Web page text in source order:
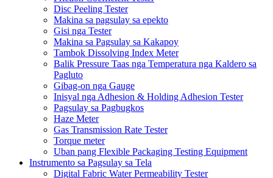
Disc Peeling Tester
Makina sa pagsulay sa epekto
Gisi nga Tester
Makina sa Pagsulay sa Kakapoy
Tambok Dissolving Index Meter
Balik Pressure Taas nga Temperatura nga Kaldero sa
Pagluto
Gibag-on nga Gauge
Inisyal nga Adhesion & Holding Adhesion Tester
Pagsulay sa Pagbugkos
Haze Meter
Gas Transmission Rate Tester
Torque meter
Uban pang Flexible Packaging Testing Equipment
Instrumento sa Pagsulay sa Tela
Digital Fabric Water Permeability Tester